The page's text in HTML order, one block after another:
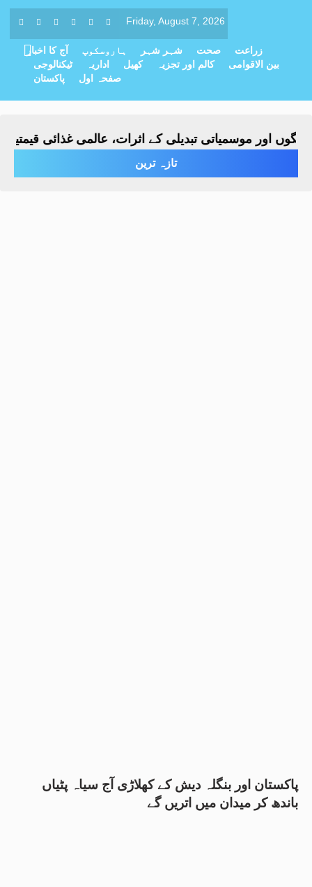
Friday, August 7, 2026
آج کا اخبار ہاروسکوپ شہر شہر صحت
زراعت
ٹیکنالوجی
اداریہ کھیل کالم اور تجزیہ
بین الاقوامی
پاکستان
صفحہ اول
اور موسمیاتی تبدیلی کے اثرات، عالمی غذائی قیمتیں
تازہ ترین
پاکستان اور بنگلہ دیش کے کھلاڑی آج سیاہ پٹیاں
باندھ کر میدان میں اتریں گے